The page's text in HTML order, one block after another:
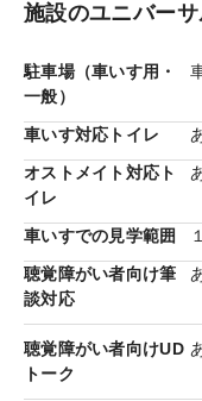
光と風が心地よい「フ
陶版外壁ベルバーン
じ方法でつくられる、
陶版外壁「ベルバーン
をご覧ください。
施設のユニバー
駐車場（車いす用・
一般）
車いす対応トイレ
オストメイト対応ト
イレ
車いすでの見学範囲
聴覚障がい者向け筆
談対応
聴覚障がい者向けUD
トーク